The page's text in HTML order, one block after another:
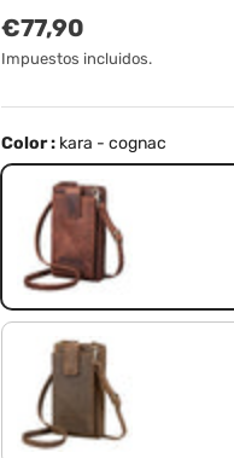
Precio normal
€77,90
Impuestos incluidos.
Color : kara - cognac
kara - cognac
marrón - medio